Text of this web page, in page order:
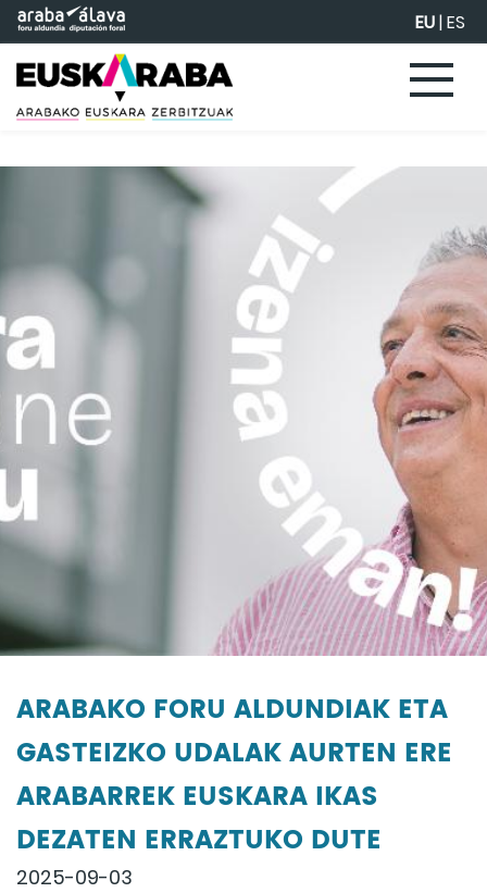
Eduki nagusira joan EU|ES
ARABAKO FORU ALDUNDIAK ETA
GASTEIZKO UDALAK AURTEN ERE
ARABARREK EUSKARA IKAS
DEZATEN ERRAZTUKO DUTE
2025-09-03